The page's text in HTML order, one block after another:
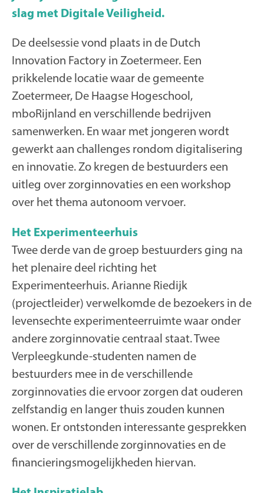
slag met Digitale Veiligheid.
De deelsessie vond plaats in de Dutch
Innovation Factory in Zoetermeer. Een
prikkelende locatie waar de gemeente
Zoetermeer, De Haagse Hogeschool,
mboRijnland en verschillende bedrijven
samenwerken. En waar met jongeren wordt
gewerkt aan challenges rondom digitalisering
en innovatie. Zo kregen de bestuurders een
uitleg over zorginnovaties en een workshop
over het thema autonoom vervoer.
Het Experimenteerhuis
Twee derde van de groep bestuurders ging na
het plenaire deel richting het
Experimenteerhuis. Arianne Riedijk
(projectleider) verwelkomde de bezoekers in de
levensechte experimenteerruimte waar onder
andere zorginnovatie centraal staat. Twee
Verpleegkunde-studenten namen de
bestuurders mee in de verschillende
zorginnovaties die ervoor zorgen dat ouderen
zelfstandig en langer thuis zouden kunnen
wonen. Er ontstonden interessante gesprekken
over de verschillende zorginnovaties en de
financieringsmogelijkheden hiervan.